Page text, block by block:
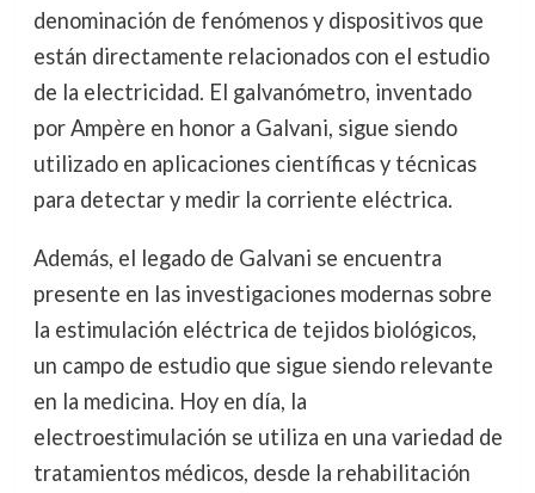
denominación de fenómenos y dispositivos que
están directamente relacionados con el estudio
de la electricidad. El galvanómetro, inventado
por Ampère en honor a Galvani, sigue siendo
utilizado en aplicaciones científicas y técnicas
para detectar y medir la corriente eléctrica.
Además, el legado de Galvani se encuentra
presente en las investigaciones modernas sobre
la estimulación eléctrica de tejidos biológicos,
un campo de estudio que sigue siendo relevante
en la medicina. Hoy en día, la
electroestimulación se utiliza en una variedad de
tratamientos médicos, desde la rehabilitación